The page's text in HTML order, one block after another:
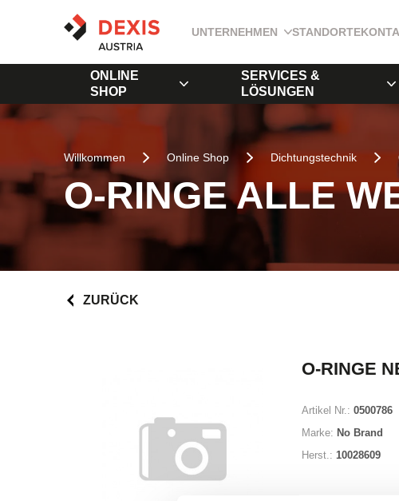
UNTERNEHMEN STANDORTE
ONLINE
SHOP
SERVICES &
LÖSUNGEN
Willkommen Online Shop Dichtungstechnik
O-RINGE ALLE
ZURÜCK
O-RINGE
Artikel Nr.: 0500786
Marke: No Brand
Herst.: 10028609